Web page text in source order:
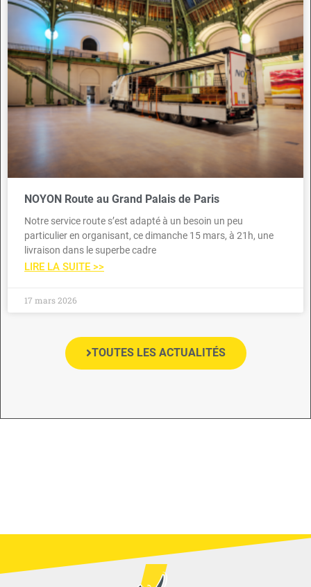
NOYON Route au Grand Palais de Paris
Notre service route s’est adapté à un besoin un peu
particulier en organisant, ce dimanche 15 mars, à 21h, une
livraison dans le superbe cadre
LIRE LA SUITE >>
17 mars 2026
TOUTES LES ACTUALITÉS